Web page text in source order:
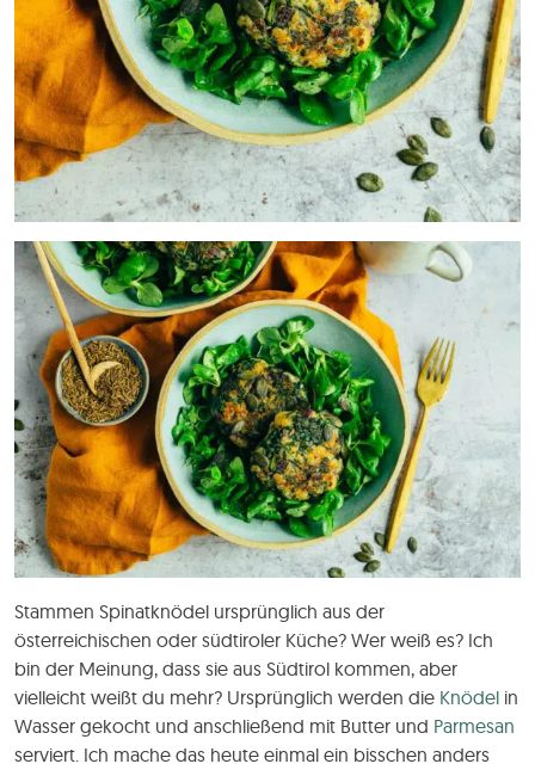
Stammen Spinatknödel ursprünglich aus der
österreichischen oder südtiroler Küche? Wer weiß es? Ich
bin der Meinung, dass sie aus Südtirol kommen, aber
vielleicht weißt du mehr? Ursprünglich werden die Knödel in
Wasser gekocht und anschließend mit Butter und Parmesan
serviert. Ich mache das heute einmal ein bisschen anders